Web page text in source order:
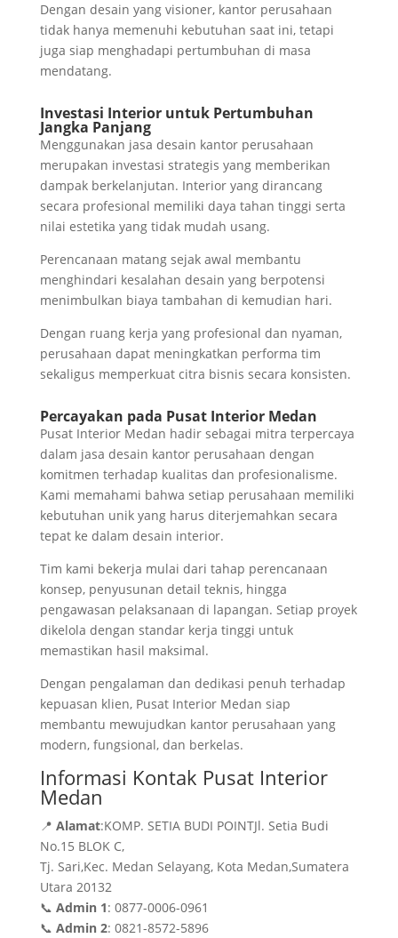
Dengan desain yang visioner, kantor perusahaan
tidak hanya memenuhi kebutuhan saat ini, tetapi
juga siap menghadapi pertumbuhan di masa
mendatang.
Investasi Interior untuk Pertumbuhan
Jangka Panjang
Menggunakan jasa desain kantor perusahaan
merupakan investasi strategis yang memberikan
dampak berkelanjutan. Interior yang dirancang
secara profesional memiliki daya tahan tinggi serta
nilai estetika yang tidak mudah usang.
Perencanaan matang sejak awal membantu
menghindari kesalahan desain yang berpotensi
menimbulkan biaya tambahan di kemudian hari.
Dengan ruang kerja yang profesional dan nyaman,
perusahaan dapat meningkatkan performa tim
sekaligus memperkuat citra bisnis secara konsisten.
Percayakan pada Pusat Interior Medan
Pusat Interior Medan hadir sebagai mitra terpercaya
dalam jasa desain kantor perusahaan dengan
komitmen terhadap kualitas dan profesionalisme.
Kami memahami bahwa setiap perusahaan memiliki
kebutuhan unik yang harus diterjemahkan secara
tepat ke dalam desain interior.
Tim kami bekerja mulai dari tahap perencanaan
konsep, penyusunan detail teknis, hingga
pengawasan pelaksanaan di lapangan. Setiap proyek
dikelola dengan standar kerja tinggi untuk
memastikan hasil maksimal.
Dengan pengalaman dan dedikasi penuh terhadap
kepuasan klien, Pusat Interior Medan siap
membantu mewujudkan kantor perusahaan yang
modern, fungsional, dan berkelas.
Informasi Kontak Pusat Interior
Medan
📍 Alamat:KOMP. SETIA BUDI POINTJl. Setia Budi
No.15 BLOK C,
Tj. Sari,Kec. Medan Selayang, Kota Medan,Sumatera
Utara 20132
📞 Admin 1: 0877-0006-0961
📞 Admin 2: 0821-8572-5896